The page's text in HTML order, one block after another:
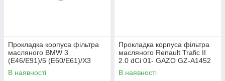
Прокладка корпуса фільтра
масляного BMW 3
(E46/E91)/5 (E60/E61)/X3
(E83) 2.0D 98-12 M47 BMW
11427787695 UA61
В наявності
Прокладка корпуса фільтра
масляного Renault Trafic II
2.0 dCi 01- GAZO GZ-A1452
UA61
В наявності